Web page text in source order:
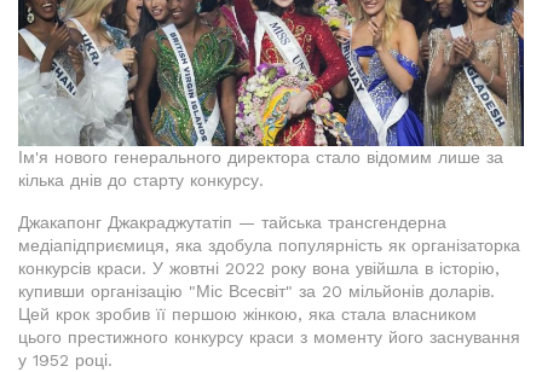
Ім'я нового генерального директора стало відомим лише за
кілька днів до старту конкурсу.
Джакапонг Джакраджутатіп — тайська трансгендерна
медіапідприємиця, яка здобула популярність як організаторка
конкурсів краси. У жовтні 2022 року вона увійшла в історію,
купивши організацію "Міс Всесвіт" за 20 мільйонів доларів.
Цей крок зробив її першою жінкою, яка стала власником
цього престижного конкурсу краси з моменту його заснування
у 1952 році.